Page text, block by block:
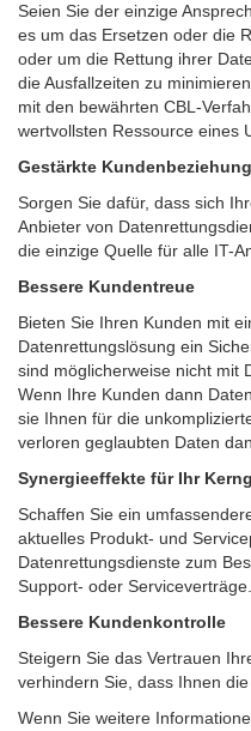
Seien Sie der einzige
es um das Ersetzen oder die
oder um die Rettung ihrer
die Ausfallzeiten zu
mit den bewährten CBL -
wertvollsten Ressource eines
Gestärkte
Sorgen Sie dafür, dass sich
Anbieter von
die einzige Quelle für alle IT-
Bessere Kundentreue
Bieten Sie Ihren Kunden mit
Datenrettungslösung ein
sind möglicherweise nicht mit
Wenn Ihre Kunden dann
sie Ihnen für die
verloren geglaubten Daten
Synergieeffekte für Ihr
Schaffen Sie ein
aktuelles Produkt- und
Datenrettungsdienste zum
Support- oder Serviceverträge.
Bessere Kundenkontrolle
Steigern Sie das Vertrauen
verhindern Sie, dass Ihnen
Wenn Sie weitere